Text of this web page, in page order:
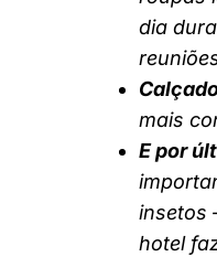
dia
mais
E por
insetos
hotel